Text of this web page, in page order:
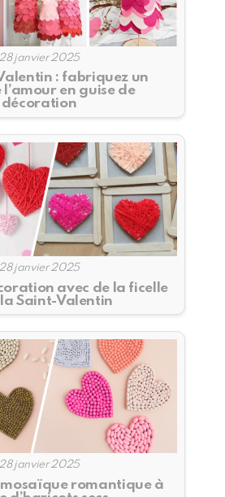
28 janvier 2025
: fabriquez un
en guise de
décoration
28 janvier 2025
avec de la ficelle
Saint-Valentin
28 janvier 2025
mosaïque romantique à